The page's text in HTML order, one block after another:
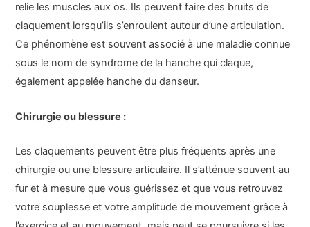
relie les muscles aux os. Ils peuvent faire des bruits de
claquement lorsqu’ils s’enroulent autour d’une articulation.
Ce phénomène est souvent associé à une maladie connue
sous le nom de syndrome de la hanche qui claque,
également appelée hanche du danseur.
Chirurgie ou blessure :
Les claquements peuvent être plus fréquents après une
chirurgie ou une blessure articulaire. Il s’atténue souvent au
fur et à mesure que vous guérissez et que vous retrouvez
votre souplesse et votre amplitude de mouvement grâce à